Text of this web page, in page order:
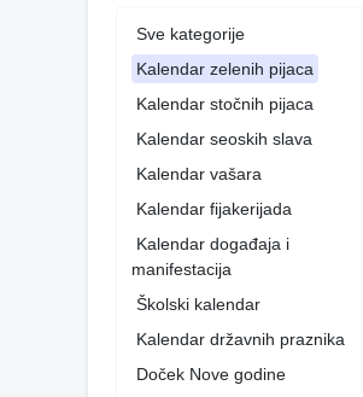
Sve kategorije
Kalendar zelenih pijaca
Kalendar stočnih pijaca
Kalendar seoskih slava
Kalendar vašara
Kalendar fijakerijada
Kalendar događaja i
manifestacija
Školski kalendar
Kalendar državnih praznika
Doček Nove godine